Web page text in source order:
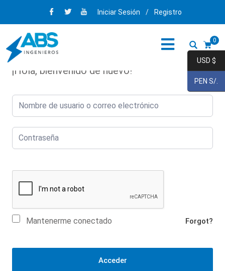
Iniciar Sesión / Registro
0
¡Hola, bienvenido de nuevo!
Mantenerme conectado Forgot?
Acceder
USD $
PEN S/.